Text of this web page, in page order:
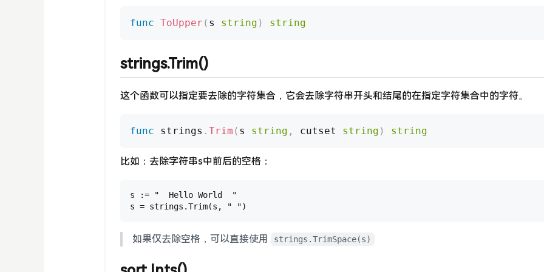
func ToUpper ( s string ) string
strings.Trim()
这个函数可以指定要去除的字符集合，它会去除字符串开头和结尾的在指定字符集合中的字符。
func strings . Trim ( s string , cutset string ) string
比如：去除字符串s中前后的空格：
s := "  Hello World  "
s = strings.Trim(s, " ")
如果仅去除空格，可以直接使用 strings.TrimSpace(s)